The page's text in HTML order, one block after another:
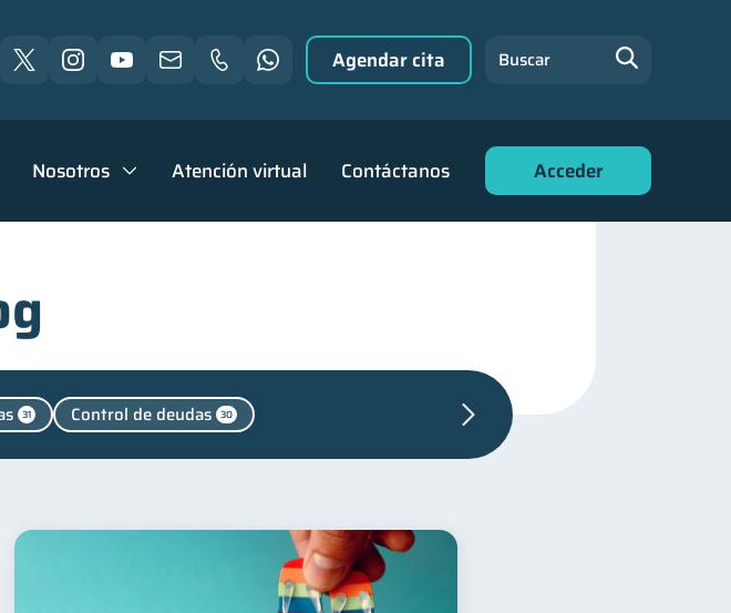
Nosotros Atención virtual Contáctanos Acceder
Agendar cita Buscar
31 Control de deudas 30
Préstamos 8
Derechos & Deberes 4